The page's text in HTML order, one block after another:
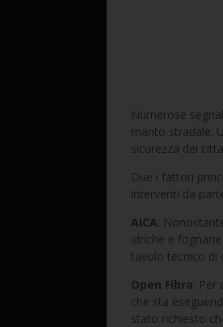
Numerose
manto stradale.
sicurezza dei
Due i fattori
interventi da
AICA:
idriche e
tavolo tecnico di
Open Fibra: Per
che sta
stato richiesto